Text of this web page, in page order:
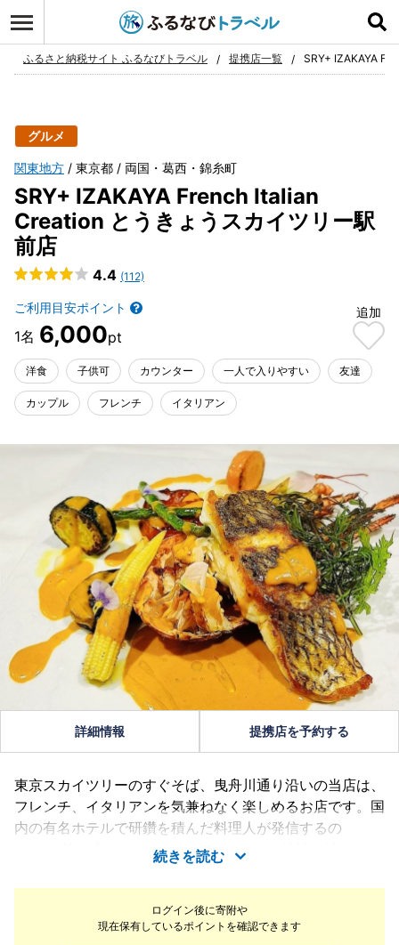
お気に入り
ふるさと納税サイト ふるなびトラベル 提携店一覧 SRY+ IZAKAYA
グルメ
関東地方 東京都 両国・葛西・錦糸町
SRY+ IZAKAYA French Italian
Creation とうきょうスカイツリー駅
前店
4.4 (112)
ご利用目安ポイント
6,000
追加
洋食 子供可 カウンター 一人で入りやすい 友達
カップル フレンチ イタリアン
ログイン後に寄附や
現在保有しているポイントを確認できます
詳細情報 提携店を予約する
東京スカイツリーのすぐそば、曳舟川通り沿いの当店は、
フレンチ、イタリアンを気兼ねなく楽しめるお店です。国
内の有名ホテルで研鑽を積んだ料理人が発信するの
は、“お箸で食べるフレンチ”。フレンチの技法を軸に、イ
タリアンなどの要素を取り入れたメニューが自慢です。魚
料理に肉料理、臨場感たっぷりのラクレットチーズなど、
友人や恋人や家族と味わいたいメニューを各種取り揃えて
います。料理のペアリングとして、イタリアから空輸して
続きを読む